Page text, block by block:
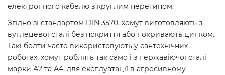
електронного кабелю з круглим перетином.
Згідно зі стандартом DIN 3570, хомут виготовляють з
вуглецевої сталі без покриття або покривають цинком.
Такі болти часто використовують у сантехнічних
роботах, хомут роблять так само і з нержавіючої сталі
марки А2 та А4, для експлуатації в агресивному